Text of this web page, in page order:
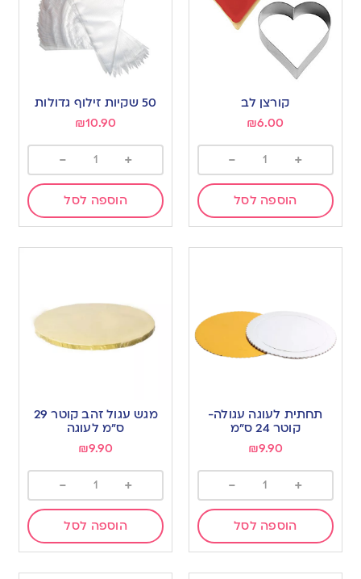
קורצן לב
₪6.00
+
-
הוספה לסל
50 שקיות זילוף גדולות
₪10.90
+
-
הוספה לסל
תחתית לעוגה עגולה-
קוטר 24 ס”מ
₪9.90
+
-
הוספה לסל
מגש עגול זהב קוטר 29
ס”מ לעוגה
₪9.90
+
-
הוספה לסל